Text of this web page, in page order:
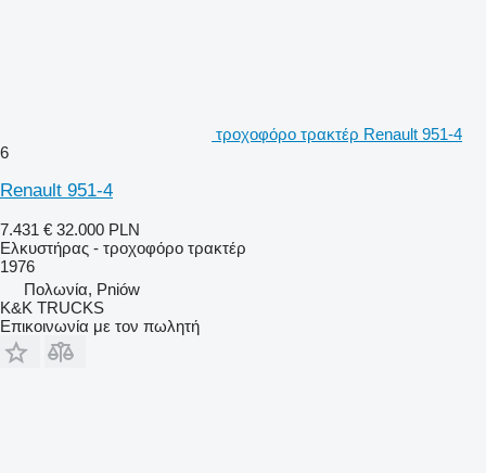
τροχοφόρο τρακτέρ Renault 951-4
6
Renault 951-4
7.431 € 32.000 PLN
Ελκυστήρας - τροχοφόρο τρακτέρ
1976
Πολωνία, Pniów
K&K TRUCKS
Επικοινωνία με τον πωλητή